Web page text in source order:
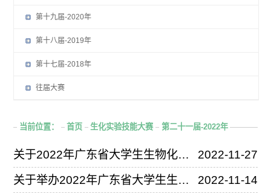
第十九届-2020年
第十八届-2019年
第十七届-2018年
往届大赛
当前位置： 首页 生化实验技能大赛 第二十一届-2022年
关于2022年广东省大学生生物化学实验技能大赛获奖名单的公示 2022-11-27
关于举办2022年广东省大学生生物化学实验技能大赛决赛的通知 2022-11-14